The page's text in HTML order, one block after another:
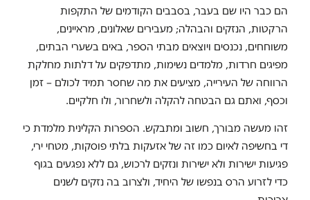
הם כבר היו שם בעבר, בסבבים הקודמים של התקפות
הרקטות, הנזקים והבהלה; מעבירים שאלונים, מראיינים,
משוחחים, נכנסים ויוצאים מבתי הספר, באים בשערי הבתים,
מפיגים חרדות, מלמדים נשימות, מתדפקים על דלתות מחלקת
הרווחה של העירייה, מציעים את מה שחסר תמיד לכולם – זמן
וכסף, ואתם גם הבטחה להקלה ולשחרור, ולו חלקיים.
זהו מעשה מבורך, חשוב ומתבקש. הספרות הקלינית מלמדת כי
די בחשיפה לאיום כמו זה של אזעקות בלתי פוסקות, מטחי ירי,
פגיעות ישירות ולא ישירות ונזקים לרכוש, גם ללא נפגעים בגוף
כדי לזרוע הרס בנפשו של היחיד, ולצרוב בה נזקים לשנים